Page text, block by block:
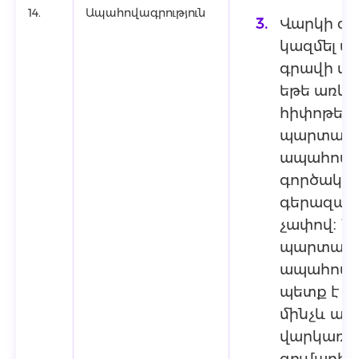
14. Ապահովագրություն
Վարկի
կազմել
գրավի
եթե
չափով։
պետք է
մինչև